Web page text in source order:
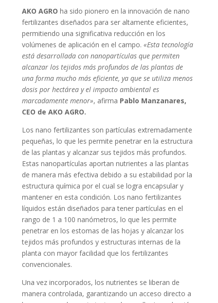
AKO AGRO ha sido pionero en la innovación de nano
fertilizantes diseñados para ser altamente eficientes,
permitiendo una significativa reducción en los
volúmenes de aplicación en el campo. «Esta tecnología
está desarrollada con nanopartículas que permiten
alcanzar los tejidos más profundos de las plantas de
una forma mucho más eficiente, ya que se utiliza menos
dosis por hectárea y el impacto ambiental es
marcadamente menor», afirma Pablo Manzanares,
CEO de AKO AGRO.
Los nano fertilizantes son partículas extremadamente
pequeñas, lo que les permite penetrar en la estructura
de las plantas y alcanzar sus tejidos más profundos.
Estas nanopartículas aportan nutrientes a las plantas
de manera más efectiva debido a su estabilidad por la
estructura química por el cual se logra encapsular y
mantener en esta condición. Los nano fertilizantes
líquidos están diseñados para tener partículas en el
rango de 1 a 100 nanómetros, lo que les permite
penetrar en los estomas de las hojas y alcanzar los
tejidos más profundos y estructuras internas de la
planta con mayor facilidad que los fertilizantes
convencionales.
Una vez incorporados, los nutrientes se liberan de
manera controlada, garantizando un acceso directo a